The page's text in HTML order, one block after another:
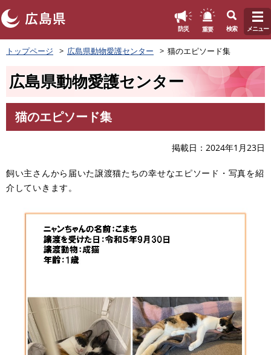
ペ
ー
頭
す
防災 重要 検索 メニュー
トップページ 広島県動物愛護センター 猫のエピソード集
広島県動物愛護センター
文
猫のエピソード集
掲載日 2024年1月23日
飼い主さんから届いた譲渡猫たちの幸せなエピソード・写真を紹
介していきます。